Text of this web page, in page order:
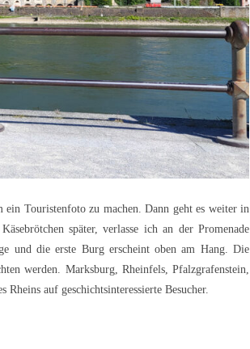
Touristenfoto zu machen. Dann geht es weiter in
später, verlasse ich an der Promenade
und die erste Burg erscheint oben am Hang. Die
werden. Marksburg, Rheinfels, Pfalzgrafenstein,
auf geschichtsinteressierte Besucher.